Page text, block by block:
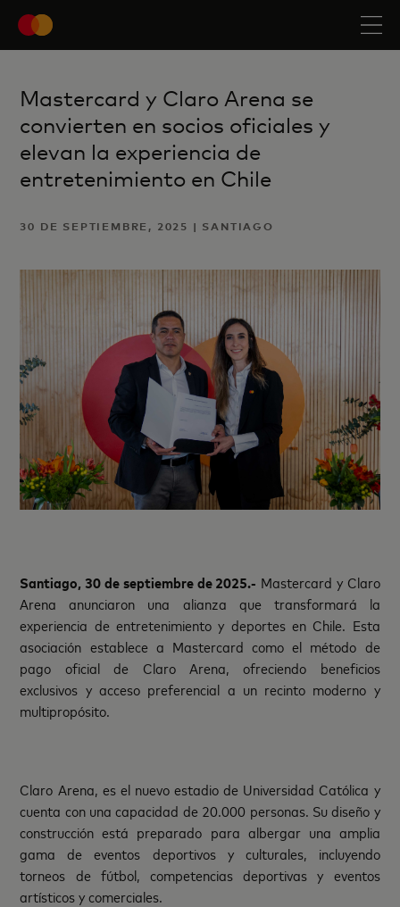
Mastercard y Claro Arena se
convierten en socios oficiales y
elevan la experiencia de
entretenimiento en Chile
30 DE SEPTIEMBRE, 2025 | SANTIAGO
Santiago, 30 de septiembre de 2025.- Mastercard y Claro
Arena anunciaron una alianza que transformará la
experiencia de entretenimiento y deportes en Chile. Esta
asociación establece a Mastercard como el método de
pago oficial de Claro Arena, ofreciendo beneficios
exclusivos y acceso preferencial a un recinto moderno y
multipropósito.
Claro Arena, es el nuevo estadio de Universidad Católica y
cuenta con una capacidad de 20.000 personas. Su diseño y
construcción está preparado para albergar una amplia
gama de eventos deportivos y culturales, incluyendo
torneos de fútbol, competencias deportivas y eventos
artísticos y comerciales.